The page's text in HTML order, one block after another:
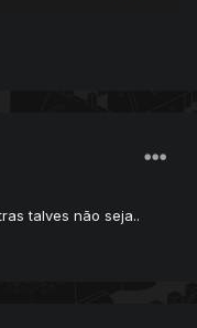
talves não seja..